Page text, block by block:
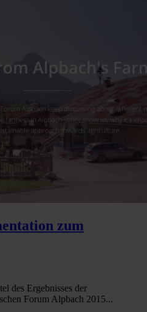
zum
des Ergebnisses der
Forum Alpbach 2015...